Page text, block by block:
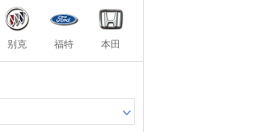
别克 福特 本田